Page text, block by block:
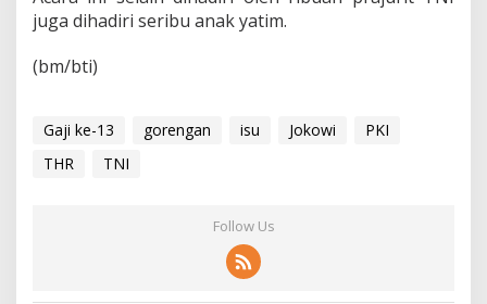
juga dihadiri seribu anak yatim.
(bm/bti)
Gaji ke-13 gorengan isu Jokowi
PKI
THR
TNI
Follow Us